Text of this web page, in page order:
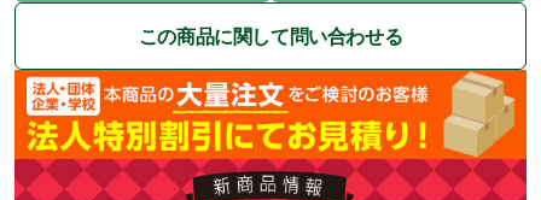
この商品に関して問い合わせる